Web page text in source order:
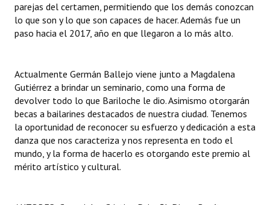
parejas del certamen, permitiendo que los demás conozcan
lo que son y lo que son capaces de hacer. Además fue un
paso hacia el 2017, año en que llegaron a lo más alto.
Actualmente Germán Ballejo viene junto a Magdalena
Gutiérrez a brindar un seminario, como una forma de
devolver todo lo que Bariloche le dio. Asimismo otorgarán
becas a bailarines destacados de nuestra ciudad. Tenemos
la oportunidad de reconocer su esfuerzo y dedicación a esta
danza que nos caracteriza y nos representa en todo el
mundo, y la forma de hacerlo es otorgando este premio al
mérito artístico y cultural.